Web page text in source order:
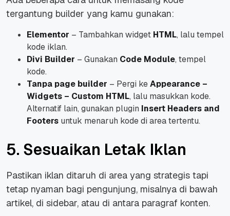
tergantung builder yang kamu gunakan:
Elementor – Tambahkan widget HTML, lalu tempel
kode iklan.
Divi Builder – Gunakan Code Module, tempel
kode.
Tanpa page builder – Pergi keAppearance –
Widgets – Custom HTML, lalu masukkan kode.
Alternatif lain, gunakan plugin Insert Headers and
Footers untuk menaruh kode di area tertentu.
5. Sesuaikan Letak Iklan
Pastikan iklan ditaruh di area yang strategis tapi
tetap nyaman bagi pengunjung, misalnya di bawah
artikel, di sidebar, atau di antara paragraf konten.